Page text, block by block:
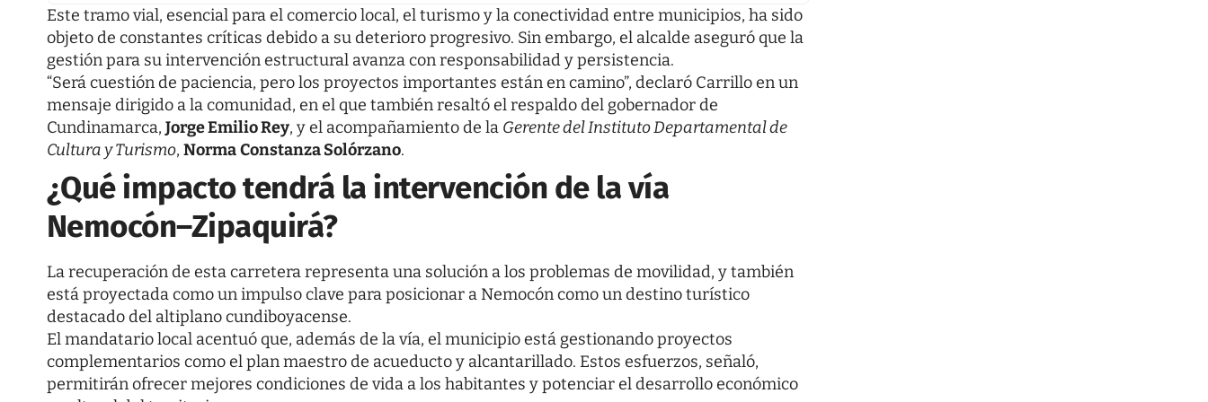
Este tramo vial, esencial para el comercio local, el turismo y la conectividad entre municipios, ha sido
objeto de constantes críticas debido a su deterioro progresivo. Sin embargo, el alcalde aseguró que la
gestión para su intervención estructural avanza con responsabilidad y persistencia.
“Será cuestión de paciencia, pero los proyectos importantes están en camino”, declaró Carrillo en un
mensaje dirigido a la comunidad, en el que también resaltó el respaldo del gobernador de
Cundinamarca, Jorge Emilio Rey, y el acompañamiento de la Gerente del Instituto Departamental de
Cultura y Turismo, NormaConstanza Solórzano.
¿Qué impacto tendrá la intervención de la vía
Nemocón–Zipaquirá?
La recuperación de esta carretera representa una solución a los problemas de movilidad, y también
está proyectada como un impulso clave para posicionar a Nemocón como un destino turístico
destacado del altiplano cundiboyacense.
El mandatario local acentuó que, además de la vía, el municipio está gestionando proyectos
complementarios como el plan maestro de acueducto y alcantarillado. Estos esfuerzos, señaló,
permitirán ofrecer mejores condiciones de vida a los habitantes y potenciar el desarrollo económico